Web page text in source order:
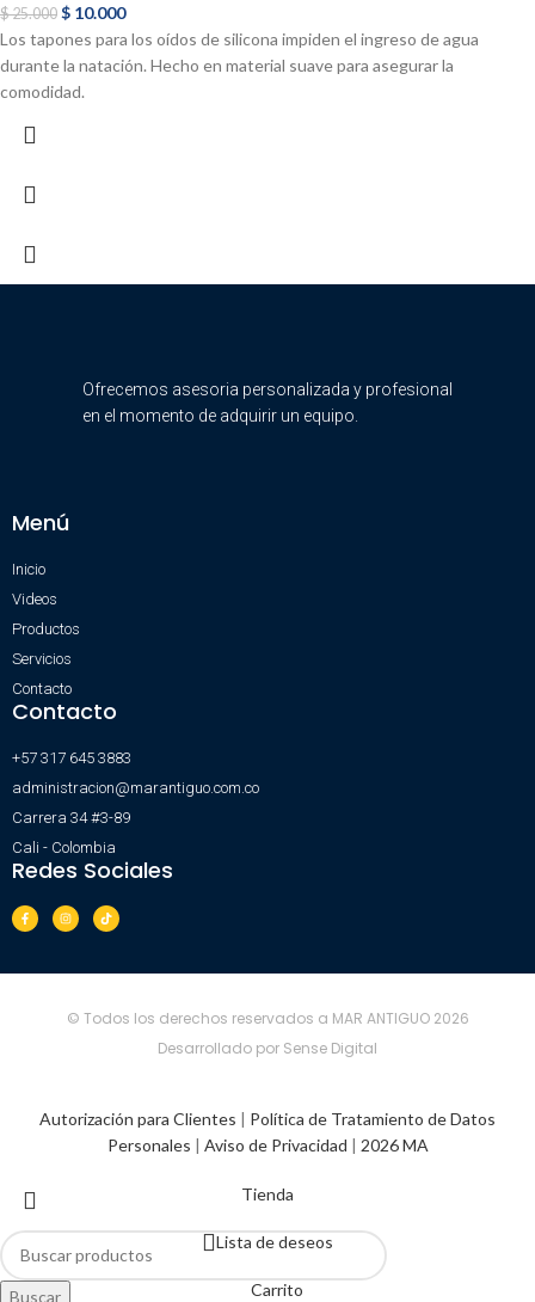
$25.000 $ 10.000
Los tapones para los oídos de silicona impiden el ingreso de agua
durante la natación. Hecho en material suave para asegurar la
comodidad.
Ofrecemos asesoria personalizada y profesional
en el momento de adquirir un equipo.
Menú
Inicio
Videos
Productos
Servicios
Contacto
Contacto
+57 317 645 3883
administracion@marantiguo.com.co
Carrera 34 #3-89
Cali - Colombia
Redes Sociales
© Todos los derechos reservados a MAR ANTIGUO 2026
Desarrollado por Sense Digital
Autorización para Clientes | Política de Tratamiento de Datos
Personales | Aviso de Privacidad | 2026 MA
Buscar
Tienda
Lista de deseos
Carrito